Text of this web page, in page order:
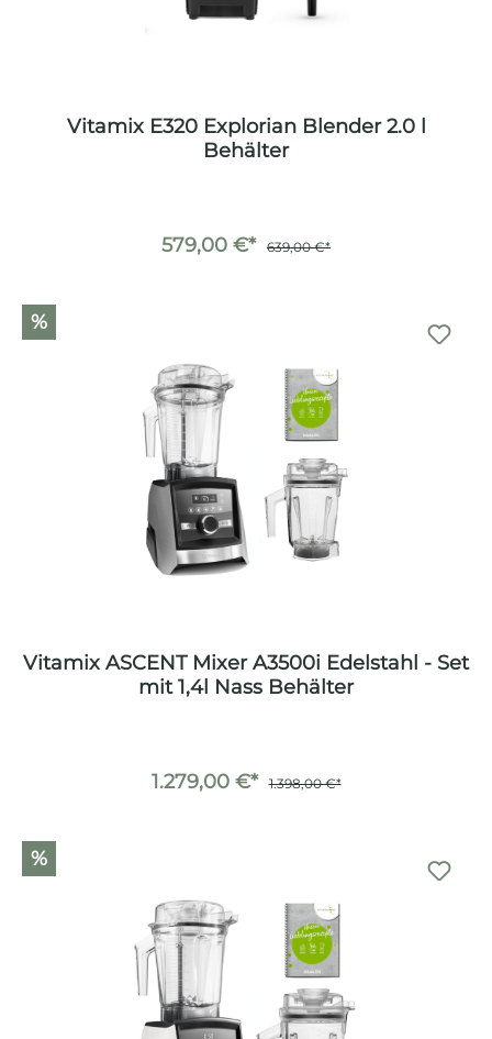
Vitamix E320 Explorian Blender 2.0 l
Behälter
579,00 €* 639,00 €*
%
Vitamix ASCENT Mixer A3500i Edelstahl - Set
mit 1,4l Nass Behälter
1.279,00 €* 1.398,00 €*
%